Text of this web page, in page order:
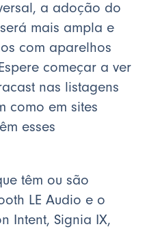
a adoção do
mais ampla e
com aparelhos
começar a ver
nas listagens
como em sites
esses
têm ou são
LE Audio e o
Intent, Signia IX,